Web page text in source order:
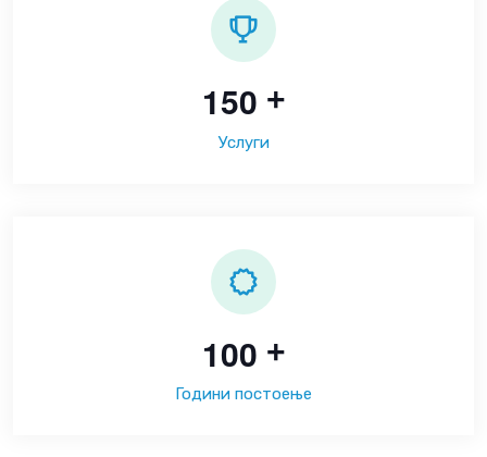
150 +
Услуги
100 +
Години постоење